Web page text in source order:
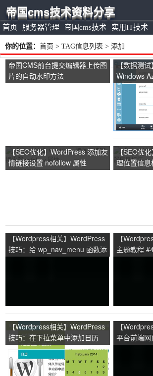
首页 服务器管理 帝国cms技术 实用IT技术
帝国cms技术资料分享
你的位置： 首页 > TAG信息列表 > 添加
帝国CMS前台提交编辑器上传图
片的自动水印方法
【数据测
Windows
能
【SEO优化】WordPress 添加友
情链接设置 nofollow 属性
【SEO优
理位置信息
【Wordpress相关】WordPress
技巧：给 wp_nav_menu 函数添
【
主题教程
【Wordpress相关】WordPress
技巧：在下拉菜单中添加日历
【
平台前端
圈，关注